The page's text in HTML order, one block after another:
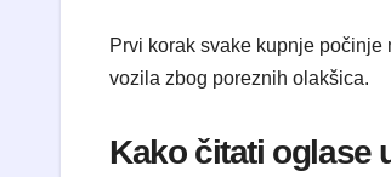
Prvi korak svake kupnje počinje
vozila zbog poreznih olakšica.
Kako čitati oglase